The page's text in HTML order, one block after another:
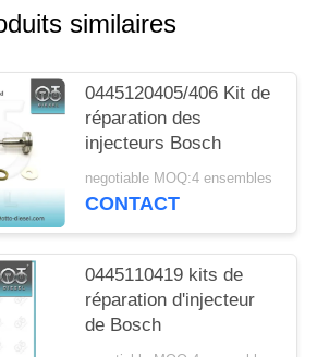
similaires
0445120405/406 Kit de
réparation des
injecteurs Bosch
negotiable MOQ:4 ensembles
CONTACT
0445110419 kits de
réparation d'injecteur
de Bosch